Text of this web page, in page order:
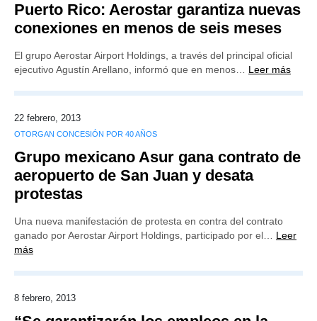
Puerto Rico: Aerostar garantiza nuevas
conexiones en menos de seis meses
El grupo Aerostar Airport Holdings, a través del principal oficial
ejecutivo Agustín Arellano, informó que en menos… Leer más
22 febrero, 2013
OTORGAN CONCESIÓN POR 40 AÑOS
Grupo mexicano Asur gana contrato de
aeropuerto de San Juan y desata
protestas
Una nueva manifestación de protesta en contra del contrato
ganado por Aerostar Airport Holdings, participado por el… Leer
más
8 febrero, 2013